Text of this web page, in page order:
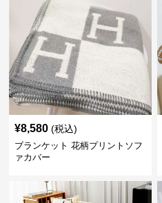
¥8,580 (税込)
ブランケット 花柄プリントソフ
ァカバー